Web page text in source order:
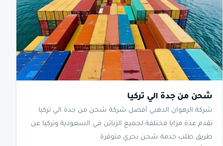
شحن من جدة الي تركيا
شركة الرهوان الذهبي أفضل شركة شحن من جدة الي تركيا
تقدم عدة مزايا مختلفة لجميع الزبائن في السعودية وتركيا عن
طريق طلب خدمة شحن بحري متوفرة